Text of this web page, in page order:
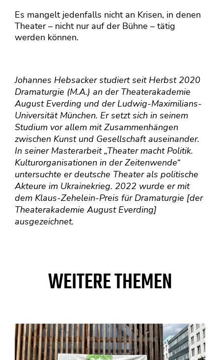
Es mangelt jedenfalls nicht an Krisen, in denen
Theater – nicht nur auf der Bühne – tätig
werden können.
Johannes Hebsacker studiert seit Herbst 2020
Dramaturgie (M.A.) an der Theaterakademie
August Everding und der Ludwig-Maximilians-
Universität München. Er setzt sich in seinem
Studium vor allem mit Zusammenhängen
zwischen Kunst und Gesellschaft auseinander.
In seiner Masterarbeit „Theater macht Politik.
Kulturorganisationen in der Zeitenwende“
untersuchte er deutsche Theater als politische
Akteure im Ukrainekrieg. 2022 wurde er mit
dem Klaus-Zehelein-Preis für Dramaturgie [der
Theaterakademie August Everding]
ausgezeichnet.
WEITERE THEMEN